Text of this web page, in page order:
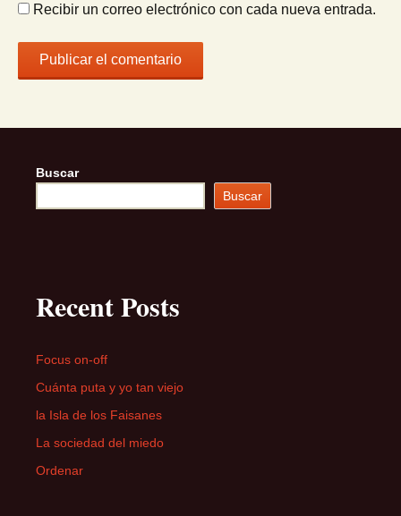
Recibir un correo electrónico con cada nueva entrada.
Buscar
Buscar
Recent Posts
Focus on-off
Cuánta puta y yo tan viejo
la Isla de los Faisanes
La sociedad del miedo
Ordenar